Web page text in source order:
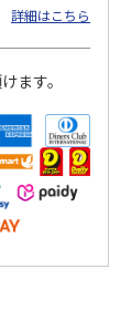
詳細はこちら
ます。